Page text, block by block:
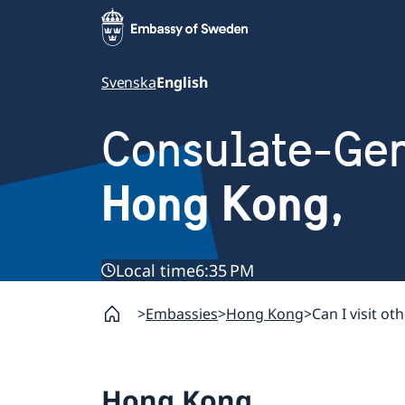
SvenskaEnglish
Consulate-
Hong Kong,
Local time6:35 PM
Embassies Hong Kong Can I visit